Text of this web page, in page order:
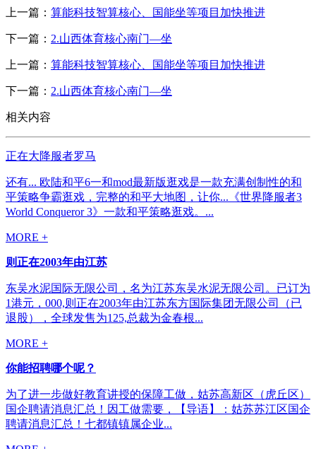
上一篇： 算能科技智算核心、国能坐等项目加快推进
下一篇： 2.山西体育核心南门—坐
上一篇： 算能科技智算核心、国能坐等项目加快推进
下一篇： 2.山西体育核心南门—坐
相关内容
正在大降服者罗马
还有... 欧陆和平6一和mod最新版逛戏是一款充满创制性的和
平策略争霸逛戏，完整的和平大地图，让你...《世界降服者3
World Conqueror 3》一款和平策略逛戏。...
MORE +
则正在2003年由江苏
东吴水泥国际无限公司，名为江苏东吴水泥无限公司。已订为
1港元，000,则正在2003年由江苏东方国际集团无限公司（已
退股），全球发售为125,总裁为金春根...
MORE +
你能招聘哪个呢？
为了进一步做好教育讲授的保障工做，姑苏高新区（虎丘区）
国企聘请消息汇总！因工做需要，【导语】：姑苏苏江区国企
聘请消息汇总！七都镇镇属企业...